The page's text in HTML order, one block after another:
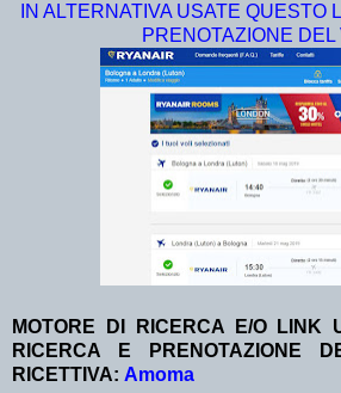
IN ALTERNATIVA USATE QUESTO
PRENOTAZIONE DEL
MOTORE DI RICERCA E/O LINK
RICERCA E PRENOTAZIONE
RICETTIVA: Amoma